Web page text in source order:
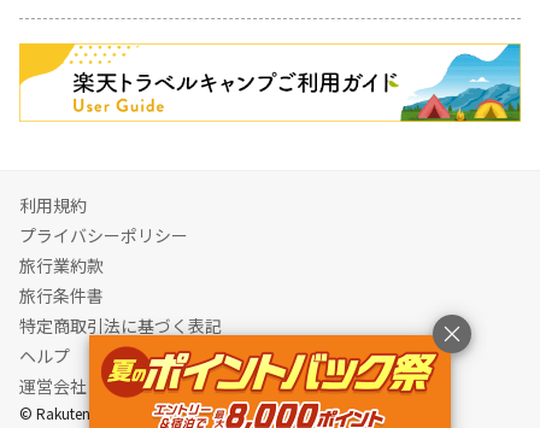
キャンペーン
利用規約
プライバシーポリシー
旅行業約款
旅行条件書
特定商取引法に基づく表記
ヘルプ
運営会社
© Rakuten Group, Inc.